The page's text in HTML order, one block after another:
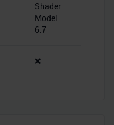
Shader
Model
6.7
❌